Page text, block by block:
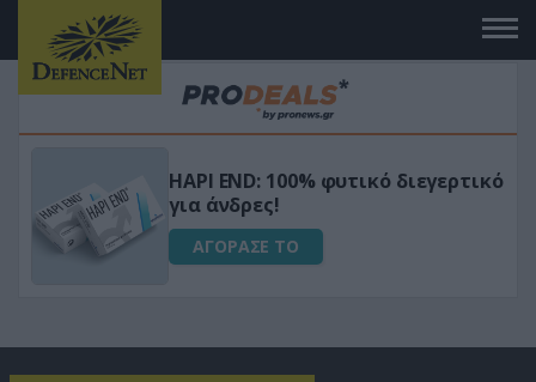
Μεταμόρφωσε τον κήπο σου με το
Ultra Box Μίνι Αλυσοπρίονο με
μπαταρία λιθίου
ΑΓΟΡΑΣΕ ΤΟ